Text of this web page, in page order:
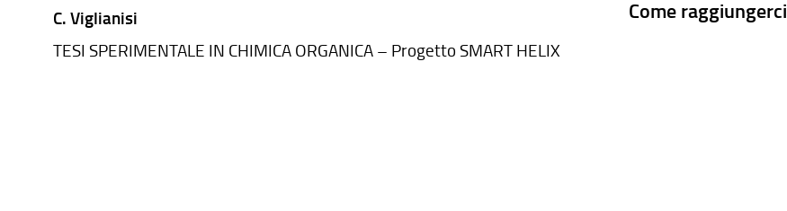
C. Viglianisi
TESI SPERIMENTALE IN CHIMICA ORGANICA – Progetto SMART HELIX
Come raggiungerci